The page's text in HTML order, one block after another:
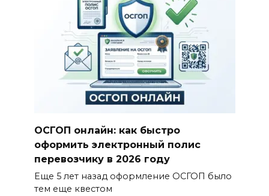
ОСГОП онлайн: как быстро
оформить электронный полис
перевозчику в 2026 году
Еще 5 лет назад оформление ОСГОП было
тем еще квестом